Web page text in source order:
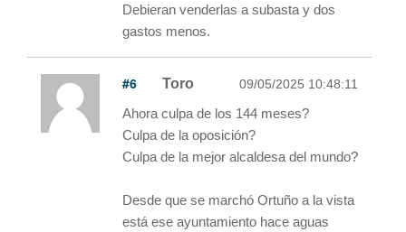
Debieran venderlas a subasta y dos
gastos menos.
#6 Toro 09/05/2025 10:48:11
Ahora culpa de los 144 meses?
Culpa de la oposición?
Culpa de la mejor alcaldesa del mundo?
Desde que se marchó Ortuño a la vista
está ese ayuntamiento hace aguas